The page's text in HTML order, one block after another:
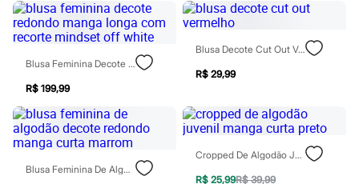
Personagens
Plus size
Blusas e Camisetas
Casacos e Jaquetas
Jeans
Moda esportiva
Shorts e Saias
Vestidos
Masculino
Em alta
Dia dos Pais
Blusa Feminina Decote Redondo Manga Longa Com Recorte Mindset Off White
R$ 199,99
Blusa Decote Cut Out Vermelho
R$ 29,99
Blusa Feminina De Algodão Decote Redondo Manga Curta Marrom
Cropped De Algodão Juvenil Manga Curta Preto
R$ 25,99R$ 39,99